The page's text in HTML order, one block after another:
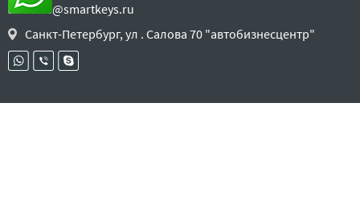
sales@smartkeys.ru
Санкт-Петербург, ул . Салова 70 "автобизнесцентр"